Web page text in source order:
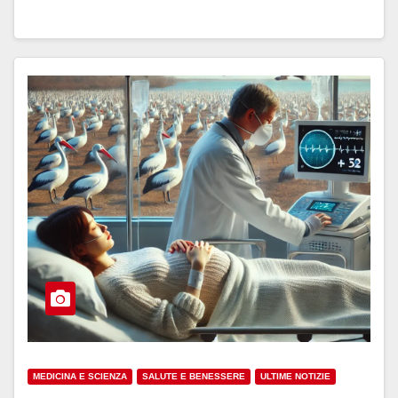
MEDICINA E SCIENZA SALUTE E BENESSERE ULTIME NOTIZIE